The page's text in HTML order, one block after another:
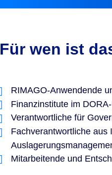
Für wen ist
RIMAGO-Anwendende
Finanzinstitute im
Verantwortliche für
Fachverantwortliche aus
Mitarbeitende und